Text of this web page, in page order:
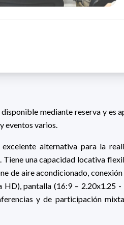
mediante reserva y es
eventos varios.
alternativa para la
una capacidad locativa
de aire acondicionado,
pantalla (16:9 – 2.20x1.25
y de participación